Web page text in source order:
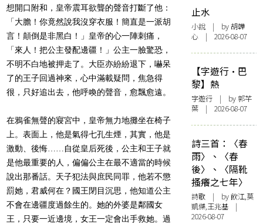
想開口附和， 皇帝震耳欲聾的聲音打斷了他：
「大膽！你竟然說我沒穿衣服！簡直是一派胡
言！顛倒是非黑白！」皇帝的心一陣刺痛，
「來人！把公主發配邊疆！」公主一臉驚恐，
不明不白地被押走了。 大臣亦紛紛退下，嚇呆
了的王子回過神來，心中滿載疑問，焦急得
很，只好追出去，他呼喚的聲音，愈飄愈遠。
在鴉雀無聲的寢宮中，皇帝無力地攤坐在椅子
上。表面上，他是氣得七孔生煙，其實，他是
激動、後悔……自從皇后死後，公主和王子就
是他最重要的人，偏偏公主在最不適當的時候
說出那番話。天子犯法與庶民同罪，他若不懲
罰她，君威何在？國王閉目沉思，他知道公主
不會在邊疆度過餘生的。她的外婆是鄰國女
王， 只要一近邊境，女王一定會出手救她。過
止水
小說 | by 胡韡
心 | 2026-08-07
【字遊行·巴
黎】熱
字遊行 | by 郭芊
葉 | 2026-08-07
詩三首：〈春
雨〉、〈春
後〉、〈隔靴
搔癢之七年〉
詩歌 | by 飲江,莫
凱傑,王兆基 |
2026-08-07